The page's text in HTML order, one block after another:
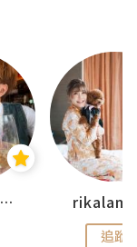
思思賢 ChillMyBabe
追蹤